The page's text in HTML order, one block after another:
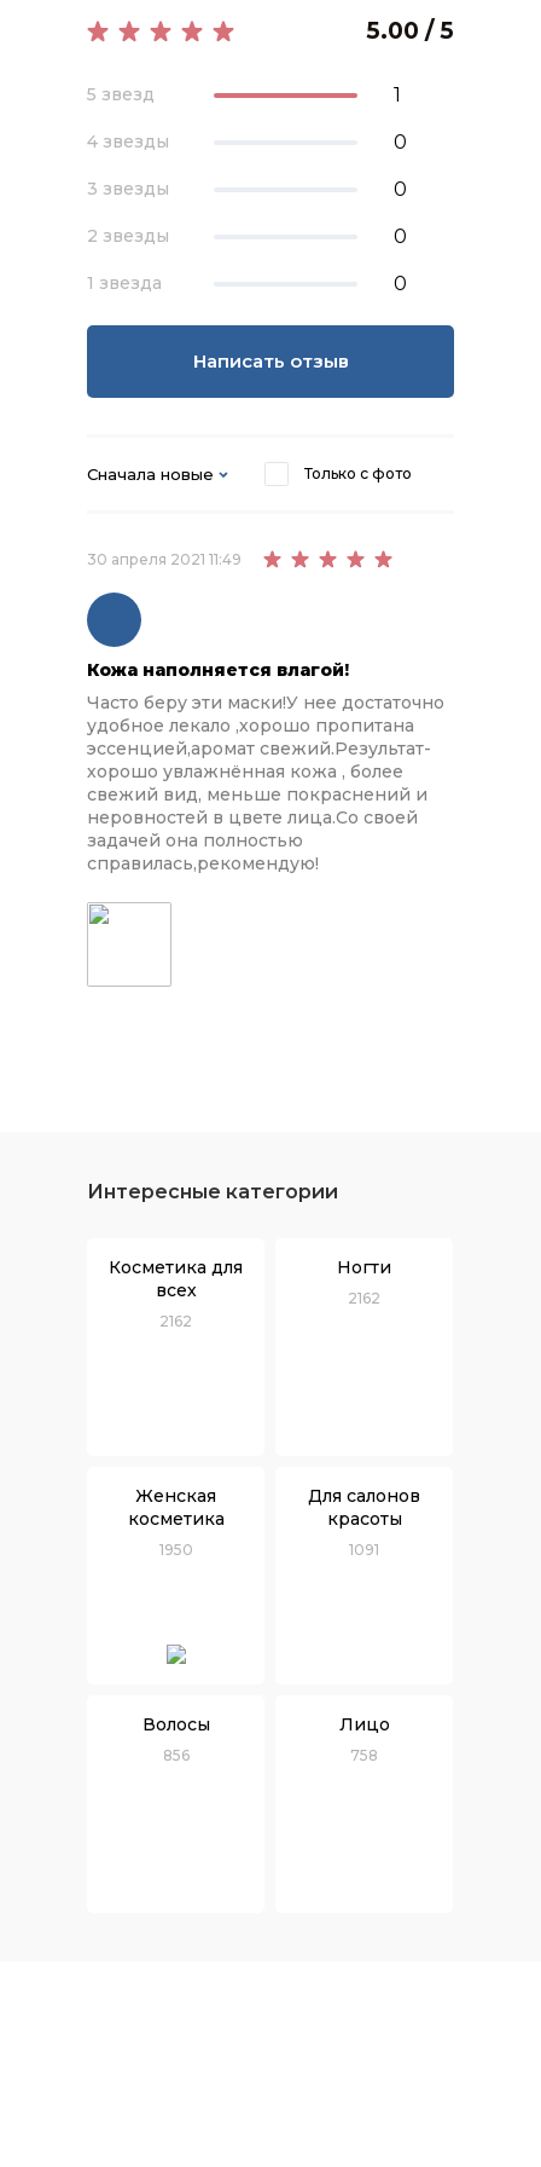
5.00 / 5
5 звезд 1
4 звезды 0
3 звезды 0
2 звезды 0
1 звезда 0
Написать отзыв
Сначала новые Только с фото
30 апреля 2021 11:49
Кожа наполняется влагой!
Часто беру эти маски!У нее достаточно
удобное лекало ,хорошо пропитана
эссенцией,аромат свежий.Результат-
хорошо увлажнённая кожа , более
свежий вид, меньше покраснений и
неровностей в цвете лица.Со своей
задачей она полностью
справилась,рекомендую!
Интересные категории
Косметика для
всех
2162
Ногти
2162
Женская
косметика
1950
Для салонов
красоты
1091
Волосы
856
Лицо
758